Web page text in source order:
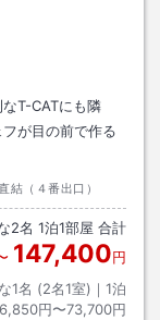
T-CATにも隣
が目の前で作る
結（４番出口）
2名 1泊1部屋 合計
147,400円
1名 (2名1室)｜ 1泊
円〜73,700円